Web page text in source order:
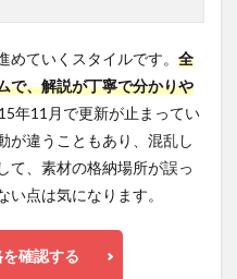
ていくスタイルです。 全
で、解説が丁寧で分かりや
年11月で更新が止まってい
が違うこともあり、混乱し
て、素材の格納場所が誤っ
点は気になります。
確認する